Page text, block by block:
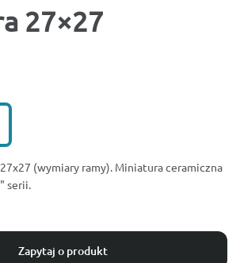
27×27
(wymiary ramy). Miniatura ceramiczna
serii.
Zapytaj o produkt